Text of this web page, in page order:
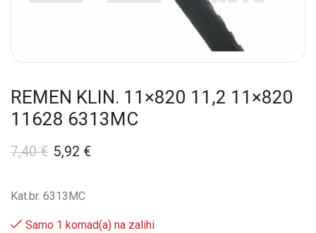
REMEN KLIN. 11×820 11,2 11×820
11628 6313MC
7,40€ 5,92 €
Kat.br. 6313MC
Samo 1 komad(a) na zalihi